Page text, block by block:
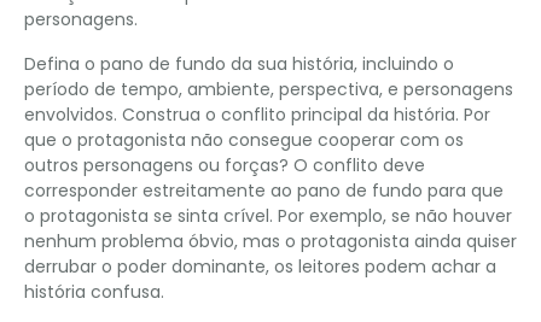
personagens.
Defina o pano de fundo da sua história, incluindo o
período de tempo, ambiente, perspectiva, e personagens
envolvidos. Construa o conflito principal da história. Por
que o protagonista não consegue cooperar com os
outros personagens ou forças? O conflito deve
corresponder estreitamente ao pano de fundo para que
o protagonista se sinta crível. Por exemplo, se não houver
nenhum problema óbvio, mas o protagonista ainda quiser
derrubar o poder dominante, os leitores podem achar a
história confusa.